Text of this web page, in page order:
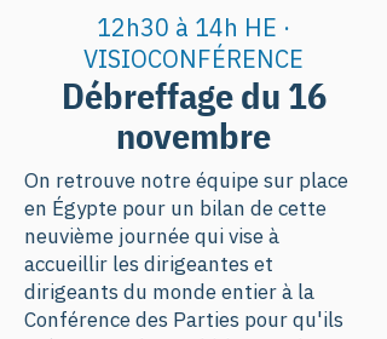
12h30 à 14h HE ·
VISIOCONFÉRENCE
Débreffage du 16
novembre
On retrouve notre équipe sur place
en Égypte pour un bilan de cette
neuvième journée qui vise à
accueillir les dirigeantes et
dirigeants du monde entier à la
Conférence des Parties pour qu'ils